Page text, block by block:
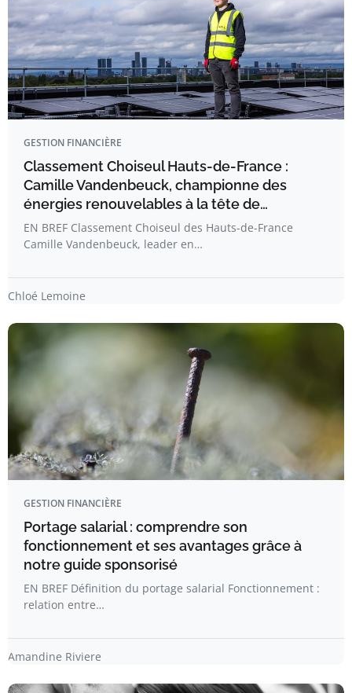
GESTION FINANCIÈRE
Classement Choiseul Hauts-de-France :
Camille Vandenbeuck, championne des
énergies renouvelables à la tête de…
EN BREF Classement Choiseul des Hauts-de-France
Camille Vandenbeuck, leader en…
Chloé Lemoine
GESTION FINANCIÈRE
Portage salarial : comprendre son
fonctionnement et ses avantages grâce à
notre guide sponsorisé
EN BREF Définition du portage salarial Fonctionnement :
relation entre…
Amandine Riviere